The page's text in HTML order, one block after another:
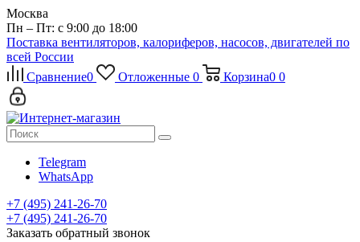
Москва
Пн – Пт: с 9:00 до 18:00
Поставка вентиляторов, калориферов, насосов, двигателей по
всей России
Сравнение0 Отложенные 0 Корзина0 0
Telegram
WhatsApp
+7 (495) 241-26-70
+7 (495) 241-26-70
Заказать обратный звонок